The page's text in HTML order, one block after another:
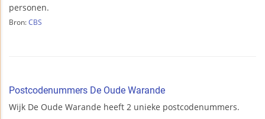
personen.
Bron: CBS
Postcodenummers De Oude Warande
Wijk De Oude Warande heeft 2 unieke postcodenummers.